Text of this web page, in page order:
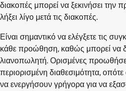
διακοπές μπορεί να ξεκινήσει την
λήξει λίγο μετά τις διακοπές.
Είναι σημαντικό να ελέγξετε τις
κάθε προώθηση, καθώς μπορεί να
λιανοπωλητή. Ορισμένες
περιορισμένη διαθεσιμότητα,
να ενεργήσουν γρήγορα για να